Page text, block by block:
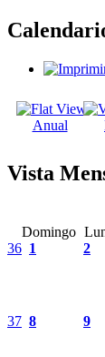
Anual
Vista
Domingo
36 1 2
37 8 9